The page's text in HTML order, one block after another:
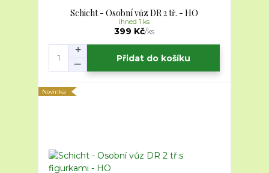
Schicht - Osobní vůz DR 2 tř. - HO
399 Kč/ks
ihned 1 ks
Přidat do košíku
Novinka